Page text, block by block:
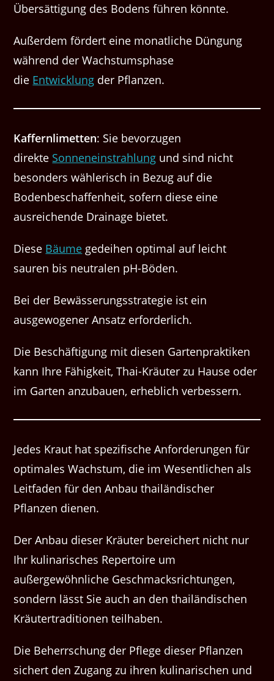
Übersättigung des Bodens führen könnte.
Außerdem fördert eine monatliche Düngung
während der Wachstumsphase
die Entwicklung der Pflanzen.
Kaffernlimetten: Sie bevorzugen
direkte Sonneneinstrahlung und sind nicht
besonders wählerisch in Bezug auf die
Bodenbeschaffenheit, sofern diese eine
ausreichende Drainage bietet.
Diese Bäume gedeihen optimal auf leicht
sauren bis neutralen pH-Böden.
Bei der Bewässerungsstrategie ist ein
ausgewogener Ansatz erforderlich.
Die Beschäftigung mit diesen Gartenpraktiken
kann Ihre Fähigkeit, Thai-Kräuter zu Hause oder
im Garten anzubauen, erheblich verbessern.
Jedes Kraut hat spezifische Anforderungen für
optimales Wachstum, die im Wesentlichen als
Leitfaden für den Anbau thailändischer
Pflanzen dienen.
Der Anbau dieser Kräuter bereichert nicht nur
Ihr kulinarisches Repertoire um
außergewöhnliche Geschmacksrichtungen,
sondern lässt Sie auch an den thailändischen
Kräutertraditionen teilhaben.
Die Beherrschung der Pflege dieser Pflanzen
sichert den Zugang zu ihren kulinarischen und